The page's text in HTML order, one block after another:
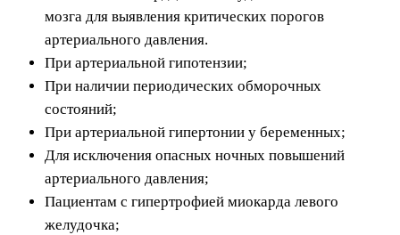
мозга для выявления критических порогов
артериального давления.
При артериальной гипотензии;
При наличии периодических обморочных
состояний;
При артериальной гипертонии у беременных;
Для исключения опасных ночных повышений
артериального давления;
Пациентам с гипертрофией миокарда левого
желудочка;